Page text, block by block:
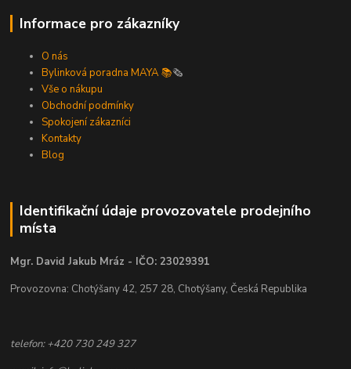
Informace pro zákazníky
O nás
Bylinková poradna MAYA 📚🗞️
Vše o nákupu
Obchodní podmínky
Spokojení zákazníci
Kontakty
Blog
Identifikační údaje provozovatele prodejního
místa
Mgr. David Jakub Mráz - IČO: 23029391
Provozovna: Chotýšany 42, 257 28, Chotýšany, Česká Republika
telefon: +420 730 249 327